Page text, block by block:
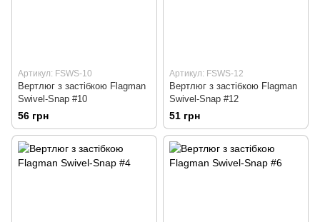
Артикул: FSWS-10
Вертлюг з застiбкою Flagman
Swivel-Snap #10
56 грн
Артикул: FSWS-12
Вертлюг з застiбкою Flagman
Swivel-Snap #12
51 грн